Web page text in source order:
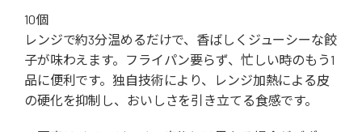
10個
レンジで約3分温めるだけで、香ばしくジューシーな餃
子が味わえます。フライパン要らず、忙しい時のもう1
品に便利です。独自技術により、レンジ加熱による皮
の硬化を抑制し、おいしさを引き立てる食感です。